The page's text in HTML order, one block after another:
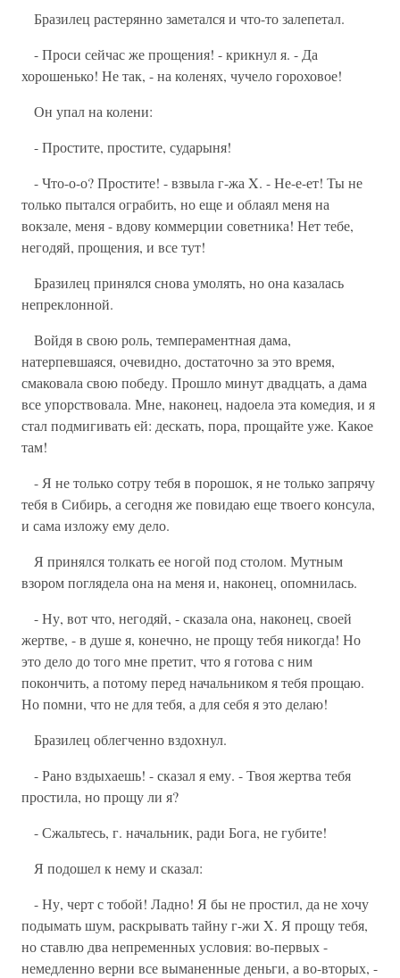
Бразилец растерянно заметался и что-то залепетал.
- Проси сейчас же прощения! - крикнул я. - Да
хорошенько! Не так, - на коленях, чучело гороховое!
Он упал на колени:
- Простите, простите, сударыня!
- Что-о-о? Простите! - взвыла г-жа X. - Не-е-ет! Ты не
только пытался ограбить, но еще и облаял меня на
вокзале, меня - вдову коммерции советника! Нет тебе,
негодяй, прощения, и все тут!
Бразилец принялся снова умолять, но она казалась
непреклонной.
Войдя в свою роль, темпераментная дама,
натерпевшаяся, очевидно, достаточно за это время,
смаковала свою победу. Прошло минут двадцать, а дама
все упорствовала. Мне, наконец, надоела эта комедия, и я
стал подмигивать ей: дескать, пора, прощайте уже. Какое
там!
- Я не только сотру тебя в порошок, я не только запрячу
тебя в Сибирь, а сегодня же повидаю еще твоего консула,
и сама изложу ему дело.
Я принялся толкать ее ногой под столом. Мутным
взором поглядела она на меня и, наконец, опомнилась.
- Ну, вот что, негодяй, - сказала она, наконец, своей
жертве, - в душе я, конечно, не прощу тебя никогда! Но
это дело до того мне претит, что я готова с ним
покончить, а потому перед начальником я тебя прощаю.
Но помни, что не для тебя, а для себя я это делаю!
Бразилец облегченно вздохнул.
- Рано вздыхаешь! - сказал я ему. - Твоя жертва тебя
простила, но прощу ли я?
- Сжальтесь, г. начальник, ради Бога, не губите!
Я подошел к нему и сказал:
- Ну, черт с тобой! Ладно! Я бы не простил, да не хочу
подымать шум, раскрывать тайну г-жи X. Я прощу тебя,
но ставлю два непременных условия: во-первых -
немедленно верни все выманенные деньги, а во-вторых, -